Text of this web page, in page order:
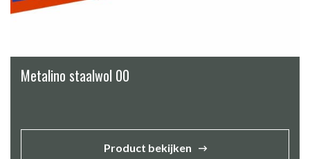
Metalino staalwol 00
Product bekijken